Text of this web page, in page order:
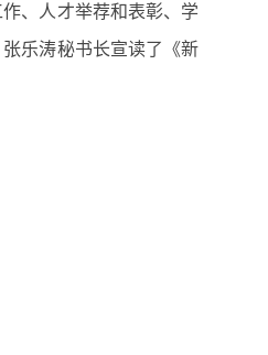
、人才举荐和表彰、学
乐涛秘书长宣读了《新